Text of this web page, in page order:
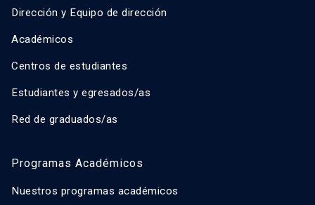
Dirección y Equipo de dirección
Académicos
Centros de estudiantes
Estudiantes y egresados/as
Red de graduados/as
Programas Académicos
Nuestros programas académicos